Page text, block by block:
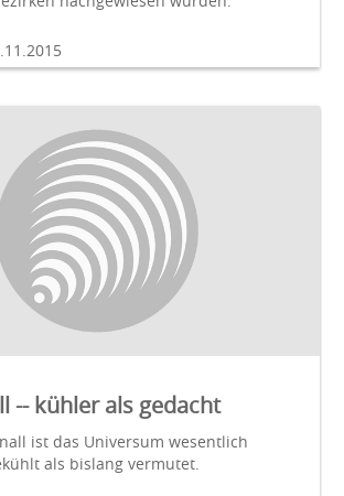
-- kühler als gedacht
ist das Universum wesentlich
als bislang vermutet.